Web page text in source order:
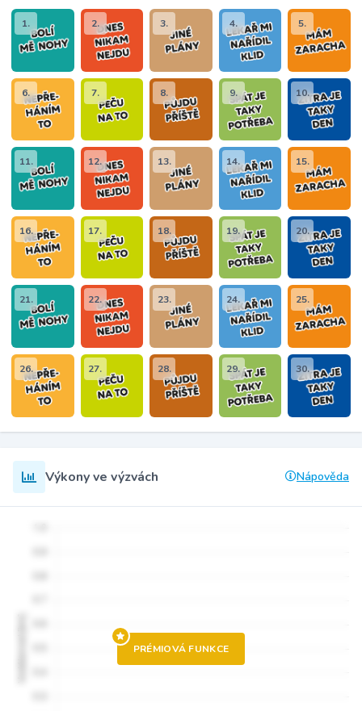
1. 2. 3. 4. 5.
6. 7. 8. 9. 10.
11. 12. 13. 14. 15.
16. 17. 18. 19. 20.
21. 22. 23. 24. 25.
26. 27. 28. 29. 30.
Výkony ve výzvách Nápověda
PRÉMIOVÁ FUNKCE